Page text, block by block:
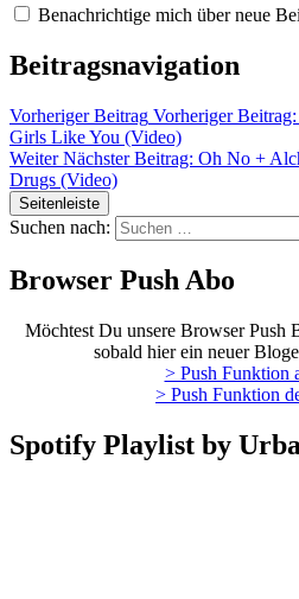
Benachrichtige mich über neue
Beitragsnavigation
Vorheriger Beitrag Vorheriger Beitrag:
Girls Like You (Video)
Weiter Nächster Beitrag: Oh No +
Drugs (Video)
Seitenleiste
Suchen nach:
Browser Push Abo
Möchtest Du unsere Browser Push
sobald hier ein neuer
> Push Funktion
> Push Funktion
Spotify Playlist by